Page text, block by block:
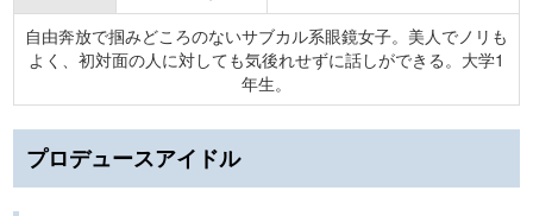
自由奔放で掴みどころのないサブカル系眼鏡女子。美人でノリも
よく、初対面の人に対しても気後れせずに話しができる。大学1
年生。
プロデュースアイドル